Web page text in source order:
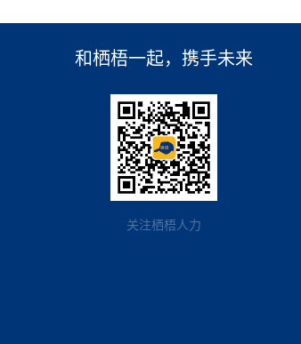
和栖梧一起，携手未来
关注栖梧人力